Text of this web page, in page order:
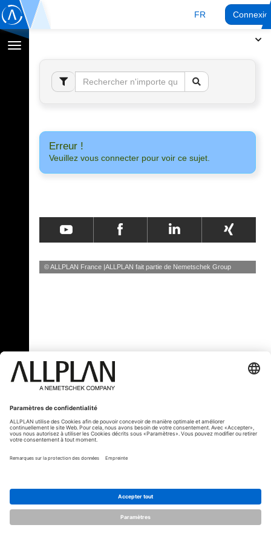
FR
Afficher
Erreur !
Veuillez vous connecter pour voir ce sujet.
© ALLPLAN France ALLPLAN fait partie de Nemetschek Group